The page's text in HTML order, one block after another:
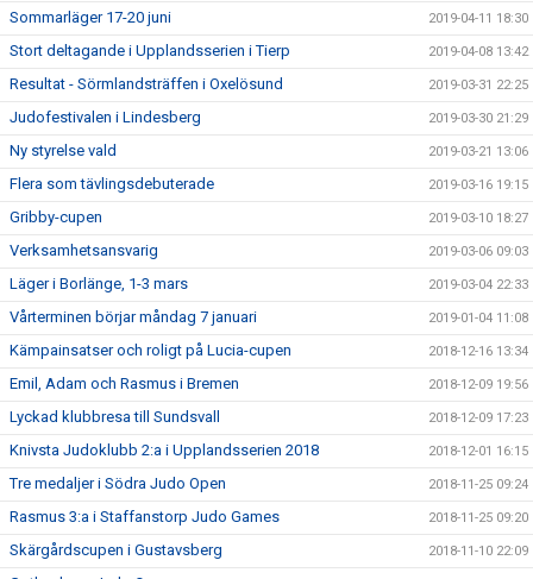
Sommarläger 17-20 juni 2019-04-11 18:30
Stort deltagande i Upplandsserien i Tierp 2019-04-08 13:42
Resultat - Sörmlandsträffen i Oxelösund 2019-03-31 22:25
Judofestivalen i Lindesberg 2019-03-30 21:29
Ny styrelse vald 2019-03-21 13:06
Flera som tävlingsdebuterade 2019-03-16 19:15
Gribby-cupen 2019-03-10 18:27
Verksamhetsansvarig 2019-03-06 09:03
Läger i Borlänge, 1-3 mars 2019-03-04 22:33
Vårterminen börjar måndag 7 januari 2019-01-04 11:08
Kämpainsatser och roligt på Lucia-cupen 2018-12-16 13:34
Emil, Adam och Rasmus i Bremen 2018-12-09 19:56
Lyckad klubbresa till Sundsvall 2018-12-09 17:23
Knivsta Judoklubb 2:a i Upplandsserien 2018 2018-12-01 16:15
Tre medaljer i Södra Judo Open 2018-11-25 09:24
Rasmus 3:a i Staffanstorp Judo Games 2018-11-25 09:20
Skärgårdscupen i Gustavsberg 2018-11-10 22:09